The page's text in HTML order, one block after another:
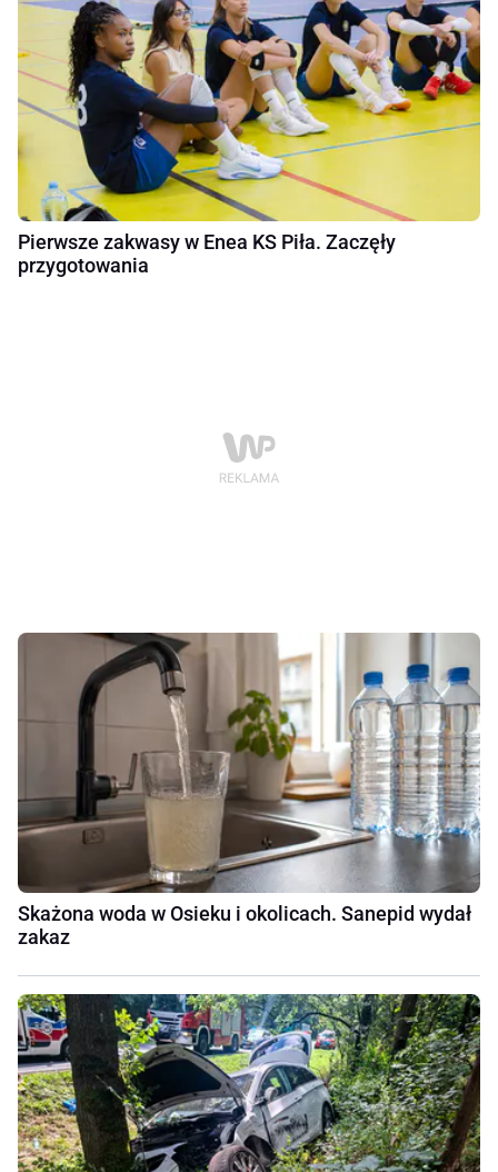
Pierwsze zakwasy w Enea KS Piła. Zaczęły
przygotowania
Skażona woda w Osieku i okolicach. Sanepid wydał
zakaz